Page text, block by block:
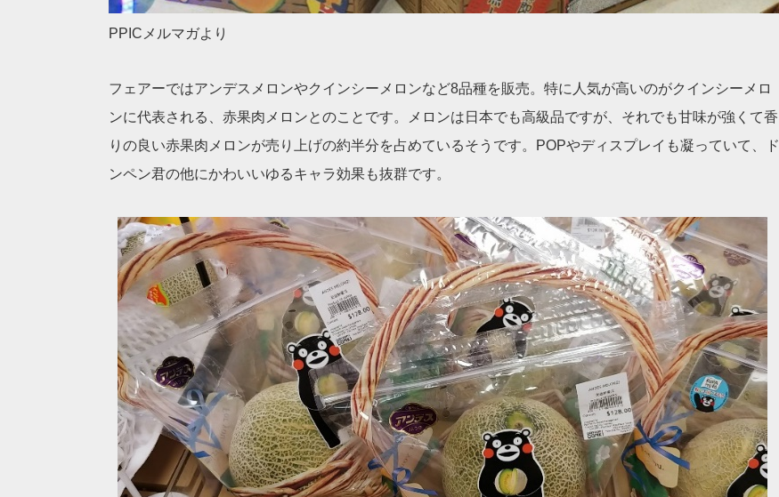
PPICメルマガより
フェアーではアンデスメロンやクインシーメロンなど8品種を販売。特に人気が高いのがクインシーメロ
ンに代表される、赤果肉メロンとのことです。メロンは日本でも高級品ですが、それでも甘味が強くて香
りの良い赤果肉メロンが売り上げの約半分を占めているそうです。POPやディスプレイも凝っていて、ド
ンペン君の他にかわいいゆるキャラ効果も抜群です。